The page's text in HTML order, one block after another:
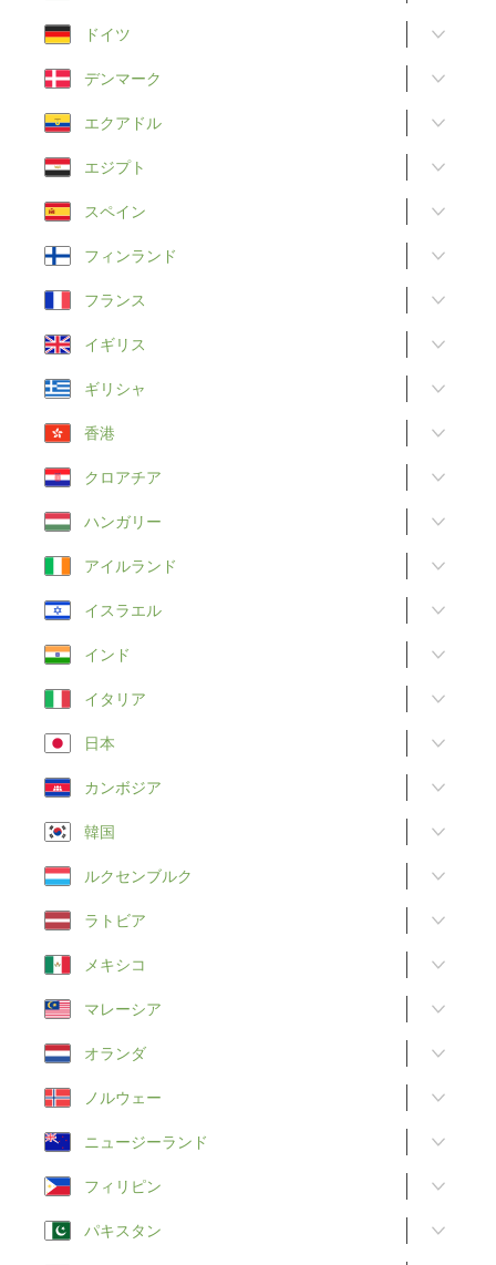
ドイツ
デンマーク
エクアドル
エジプト
スペイン
フィンランド
フランス
イギリス
ギリシャ
香港
クロアチア
ハンガリー
アイルランド
イスラエル
インド
イタリア
日本
カンボジア
韓国
ルクセンブルク
ラトビア
メキシコ
マレーシア
オランダ
ノルウェー
ニュージーランド
フィリピン
パキスタン